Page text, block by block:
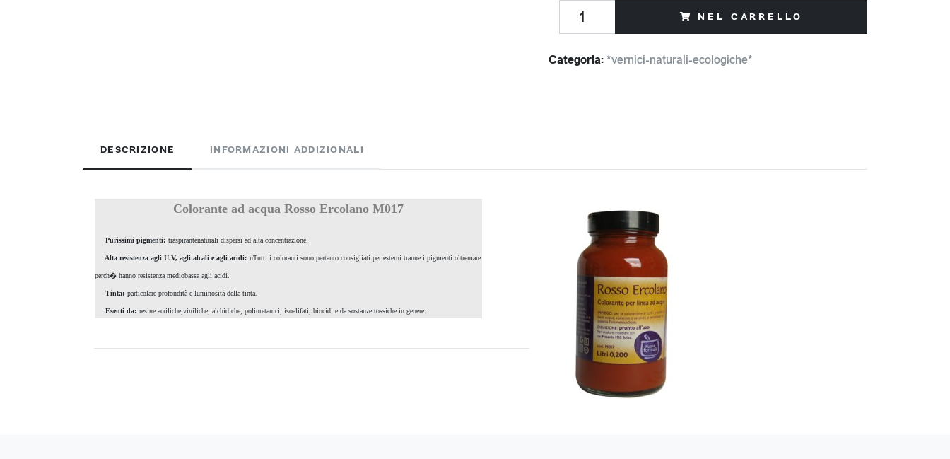
NEL CARRELLO
Categoria: *vernici-naturali-ecologiche*
DESCRIZIONE INFORMAZIONI ADDIZIONALI
Colorante ad acqua Rosso Ercolano M017
Purissimi pigmenti: traspirantenaturali dispersi ad alta concentrazione.
Alta resistenza agli U.V, agli alcali e agli acidi: nTutti i coloranti sono pertanto consigliati per esterni tranne i pigmenti oltremare
perch� hanno resistenza mediobassa agli acidi.
Tinta: particolare profondità e luminosità della tinta.
Esenti da: resine acriliche,viniliche, alchidiche, poliuretanici, isoalifati, biocidi e da sostanze tossiche in genere.